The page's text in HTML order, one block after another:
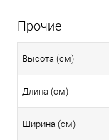
Прочие
Высота (см)
Длина (см)
Ширина (см)